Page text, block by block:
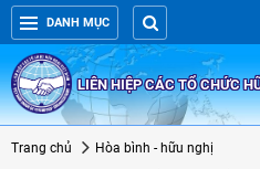
DANH MỤC
LIÊN HIỆP CÁC TỔ CHỨC
Trang chủ Hòa bình - hữu nghị